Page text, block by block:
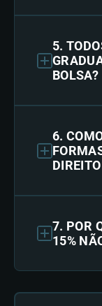
5.
BOLSA?
6.
7. POR
15%